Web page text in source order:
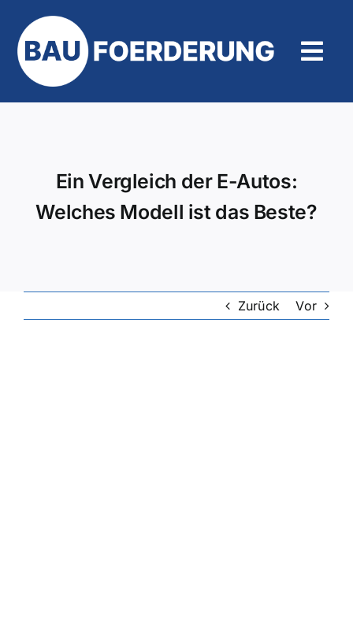
Inhalt
springen
Ein Vergleich der E-Autos:
Welches Modell ist das Beste?
Zurück Vor